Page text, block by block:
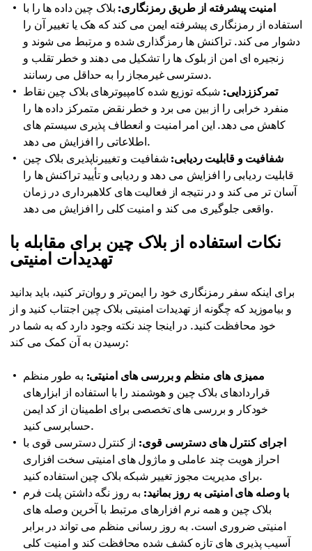
امنیت پیشرفته از طریق رمزنگاری: بلاک چین داده ها را با
استفاده از رمزنگاری پیشرفته ایمن می کند که هک یا تغییر آن را
دشوار می کند. تراکنش ها رمزگذاری شده و مرتبط می شوند و
زنجیره ای امن از بلوک ها را تشکیل می دهند و خطر تقلب و
دسترسی غیرمجاز را به حداقل می رسانند.
تمرکززدایی: شبکه توزیع شده کامپیوترهای بلاک چین نقاط
منفرد خرابی را از بین می برد و خطر نقض متمرکز داده ها را
کاهش می دهد. این امر امنیت و انعطاف پذیری سیستم های
اطلاعاتی را افزایش می دهد.
شفافیت و قابلیت ردیابی: شفافیت و تغییرناپذیری بلاک چین
قابلیت ردیابی را افزایش می دهد و ردیابی و تأیید تراکنش ها را
آسان تر می کند و در نتیجه از فعالیت های کلاهبرداری در زمان
واقعی جلوگیری می کند و امنیت کلی را افزایش می دهد.
نکات استفاده از بلاک چین برای مقابله با
تهدیدات امنیتی
برای اینکه سفر رمزنگاری خود را ایمن‌تر و روان‌تر کنید، باید بدانید
و بیاموزید که چگونه از تهدیدات امنیتی بلاک چین اجتناب کنید و از
خود محافظت کنید. در اینجا چند نکته وجود دارد که به شما در
رسیدن به آن کمک می کند:
ممیزی های منظم و بررسی های امنیتی: به طور منظم
قراردادهای بلاک چین و هوشمند را با استفاده از ابزارهای
خودکار و بررسی های تخصصی برای اطمینان از کد ایمن
حسابرسی کنید.
اجرای کنترل های دسترسی قوی: از کنترل دسترسی قوی با
احراز هویت چند عاملی و ماژول های امنیتی سخت افزاری
برای مدیریت مجوز تغییر شبکه بلاک چین استفاده کنید.
با وصله های امنیتی به روز بمانید: به روز نگه داشتن پلت فرم
بلاک چین و همه نرم افزارهای مرتبط با آخرین وصله های
امنیتی ضروری است. به روز رسانی منظم می تواند در برابر
آسیب پذیری های تازه کشف شده محافظت کند و امنیت کلی